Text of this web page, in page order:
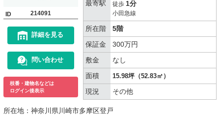
ID 214091
詳細を見る
問い合わせ
枝番・建物名などは
ログイン後表示
最寄駅 徒歩 1分
小田急線
所在階
5階
保証金
300万円
敷金
なし
面積
15.98坪（52.83㎡）
現況 その他
所在地： 神奈川県川崎市多摩区登戸